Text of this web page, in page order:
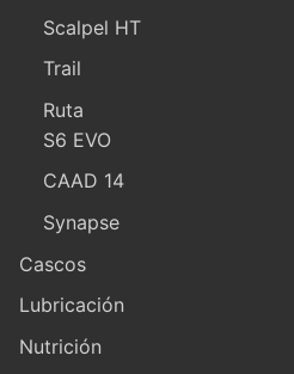
Scalpel HT
Trail
Ruta
S6 EVO
CAAD 14
Synapse
Cascos
Lubricación
Nutrición